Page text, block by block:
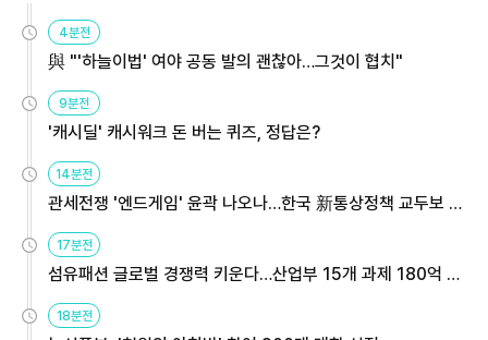
4분전
與 "'하늘이법' 여야 공동 발의 괜찮아…그것이 협치"
9분전
'캐시딜' 캐시워크 돈 버는 퀴즈, 정답은?
14분전
관세전쟁 '엔드게임' 윤곽 나오나…한국 新통상정책 교두보 활
용해야
17분전
섬유패션 글로벌 경쟁력 키운다…산업부 15개 과제 180억 지
원
18분전